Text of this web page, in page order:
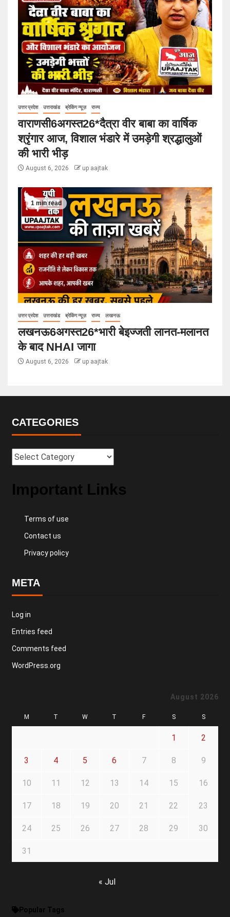
उत्तर प्रदेश उत्तराखंड ब्रेकिंग न्यूज़ राज्य
वाराणसी6अगस्त26*दैत्रा वीर बाबा का वार्षिक
श्रृंगार आज, विशाल भंडारे में उमड़ेगी श्रद्धालुओं
की भारी भीड़
August 6, 2026 up aajtak
1 min read
उत्तर प्रदेश उत्तराखंड ब्रेकिंग न्यूज़ राज्य लखनऊ
लखनऊ6अगस्त26*भारी बेइज्जती लानत-मलानत
के बाद NHAI जागा
August 6, 2026 up aajtak
CATEGORIES
Important Links
Terms of use
Contact us
Privacy policy
META
Log in
Entries feed
Comments feed
WordPress.org
August 2026
M T W T F S S
1 2
3 4 5 6 7 8 9
10 11 12 13 14 15 16
17 18 19 20 21 22 23
24 25 26 27 28 29 30
31
« Jul
Popular Tags